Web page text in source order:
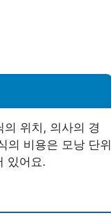
위치, 의사의 경
의 비용은 모낭 단위
있어요.